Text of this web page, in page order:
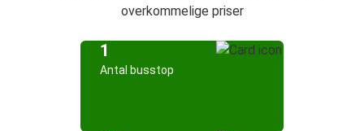
overkommelige priser
1
Antal busstop